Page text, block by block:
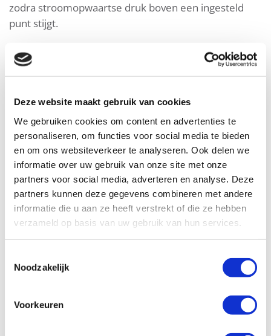
Deze website maakt gebruik van cookies
We gebruiken cookies om content en advertenties te
personaliseren, om functies voor social media te bieden
en om ons websiteverkeer te analyseren. Ook delen we
informatie over uw gebruik van onze site met onze
partners voor social media, adverteren en analyse. Deze
partners kunnen deze gegevens combineren met andere
informatie die u aan ze heeft verstrekt of die ze hebben
verzameld op basis van uw gebruik van hun services.
Noodzakelijk
Voorkeuren
zodra stroomopwaartse druk boven een ingesteld
punt stijgt.
Eigenschappen en voordelen
Toepassingsvoorbeelden
Downloads